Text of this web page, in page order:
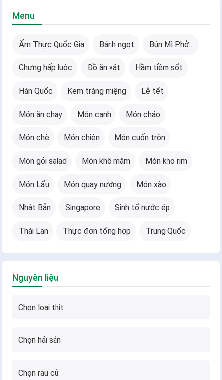
Menu
Ẩm Thực Quốc Gia Bánh ngọt Bún Mì Phở…
Chưng hấp luộc Đồ ăn vặt Hầm tiềm sốt
Hàn Quốc Kem tráng miệng Lễ tết
Món ăn chay Món canh Món cháo
Món chè Món chiên Món cuốn trộn
Món gỏi salad Món khô mắm Món kho rim
Món Lẩu Món quay nướng Món xào
Nhật Bản Singapore Sinh tố nước ép
Thái Lan Thực đơn tổng hợp Trung Quốc
Nguyên liệu